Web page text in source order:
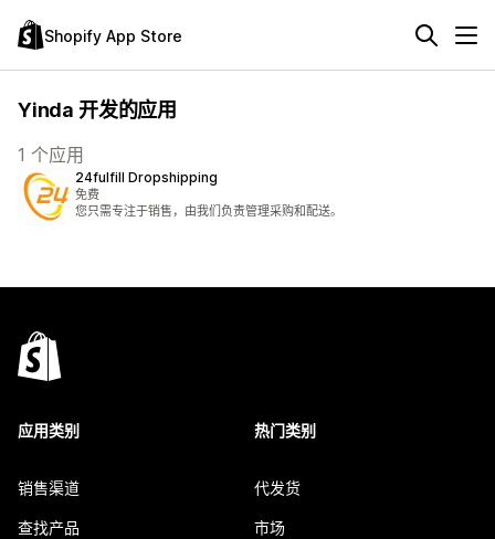
Shopify App Store
Yinda 开发的应用
1 个应用
24fulfill Dropshipping
免费
您只需专注于销售，由我们负责管理采购和配送。
应用类别
销售渠道
查找产品
热门类别
代发货
市场